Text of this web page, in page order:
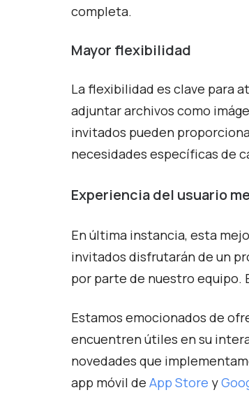
completa.
Mayor flexibilidad
La flexibilidad es clave para
adjuntar archivos como
invitados pueden
necesidades específicas de
Experiencia del usuario
En última instancia, esta
invitados disfrutarán de un
por parte de nuestro equipo.
Estamos emocionados de
encuentren útiles en su
novedades que
app móvil deApp Store y